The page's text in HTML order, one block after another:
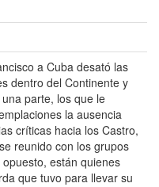
a Cuba desató las
dentro del Continente y
parte, los que le
la ausencia
críticas hacia los Castro,
reunido con los grupos
están quienes
que tuvo para llevar su